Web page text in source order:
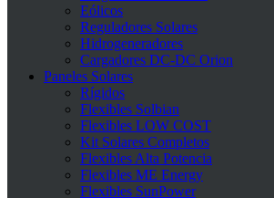
Eólicos
Reguladores Solares
Hidrogeneradores
Cargadores DC-DC Orion
Paneles Solares
Rígidos
Flexibles Solbian
Flexibles LOW COST
Kit Solares Completos
Flexibles Alta Potencia
Flexibles ME Energy
Flexibles SunPower